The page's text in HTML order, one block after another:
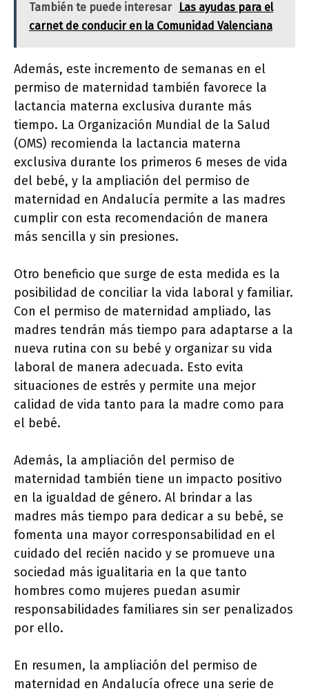
También te puede interesar
Las ayudas para el
carnet de conducir en la Comunidad Valenciana
Además, este incremento de semanas en el
permiso de maternidad también favorece la
lactancia materna exclusiva durante más
tiempo. La Organización Mundial de la Salud
(OMS) recomienda la lactancia materna
exclusiva durante los primeros 6 meses de vida
del bebé, y la ampliación del permiso de
maternidad en Andalucía permite a las madres
cumplir con esta recomendación de manera
más sencilla y sin presiones.
Otro beneficio que surge de esta medida es la
posibilidad de conciliar la vida laboral y familiar.
Con el permiso de maternidad ampliado, las
madres tendrán más tiempo para adaptarse a la
nueva rutina con su bebé y organizar su vida
laboral de manera adecuada. Esto evita
situaciones de estrés y permite una mejor
calidad de vida tanto para la madre como para
el bebé.
Además, la ampliación del permiso de
maternidad también tiene un impacto positivo
en la igualdad de género. Al brindar a las
madres más tiempo para dedicar a su bebé, se
fomenta una mayor corresponsabilidad en el
cuidado del recién nacido y se promueve una
sociedad más igualitaria en la que tanto
hombres como mujeres puedan asumir
responsabilidades familiares sin ser penalizados
por ello.
En resumen, la ampliación del permiso de
maternidad en Andalucía ofrece una serie de